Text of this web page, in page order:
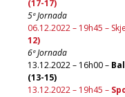
(17-17)
5ª Jornada
06.12.2022 – 19h45 –
12)
6ª Jornada
13.12.2022 – 16h00 –
(13-15)
13.12.2022 – 19h45 –